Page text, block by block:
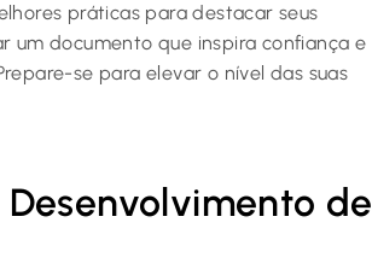
práticas para destacar seus
um documento que inspira confiança e
se para elevar o nível das suas
de